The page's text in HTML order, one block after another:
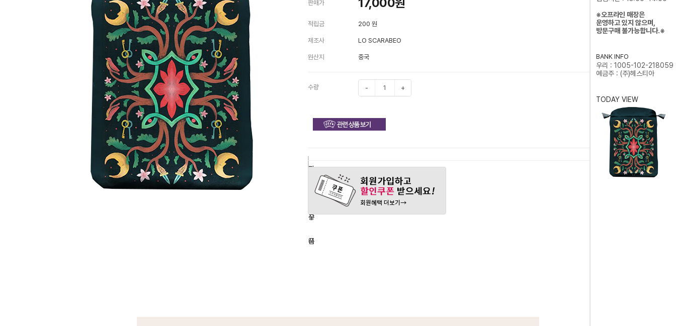
※오프라인 매장은
운영하고 있지 않으며,
방문구매 불가능합니다.※
BANK INFO
우리 : 1005-102-218059
예금주 : (주)헤스티아
TODAY VIEW
판매가
적립금 200 원
제조사 LO SCARABEO
원산지 중국
수량 - +
구
하
기
장
구
니
관
상
품